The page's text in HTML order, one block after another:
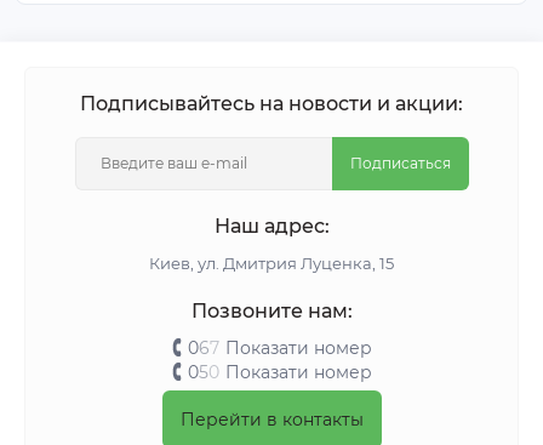
Подписывайтесь на новости и акции:
Подписаться
Наш адрес:
Киeв, ул. Дмитрия Луценка, 15
Позвоните нам:
067 Показати номер
050 Показати номер
Перейти в контакты